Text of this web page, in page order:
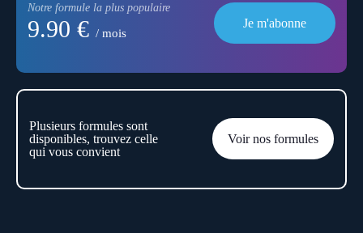
Notre formule la plus populaire
9.90 € / mois
Je m'abonne
Plusieurs formules sont
disponibles, trouvez celle
qui vous convient
Voir nos formules